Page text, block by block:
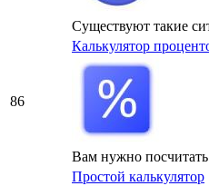
Существуют такие
86
Калькулятор
Вам нужно посчитать
Простой калькулятор